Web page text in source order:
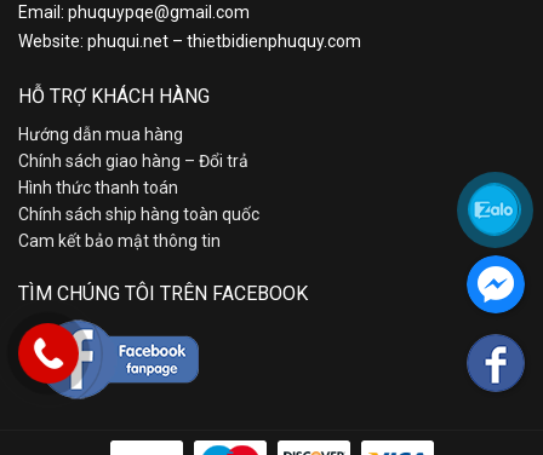
Email: phuquypqe@gmail.com
Website: phuqui.net – thietbidienphuquy.com
HỖ TRỢ KHÁCH HÀNG
Hướng dẫn mua hàng
Chính sách giao hàng – Đổi trả
Hình thức thanh toán
Chính sách ship hàng toàn quốc
Cam kết bảo mật thông tin
TÌM CHÚNG TÔI TRÊN FACEBOOK